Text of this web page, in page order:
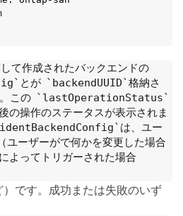
san-backend
6f60-4d4a-8ef6-
Success
'ontap-san-backend' created
て作成されたバックエンドの
とが `backendUUID`格納さ
。この `lastOperationStatus`
の操作のステータスが表示されま
は、ユー
ユーザーがで何かを変更した場合
ってトリガーされた場合
）です。成功または失敗のいず